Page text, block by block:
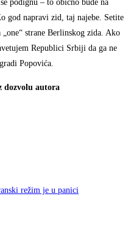
podignu – to obično bude na
god napravi zid, taj najebe. Setite
„one“ strane Berlinskog zida. Ako
Republici Srbiji da ga ne
Popovića.
dozvolu autora